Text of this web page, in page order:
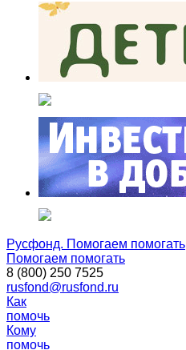
Русфонд. Помогаем помогать
Помогаем помогать
8 (800) 250 7525
rusfond@rusfond.ru
Как
помочь
Кому
помочь